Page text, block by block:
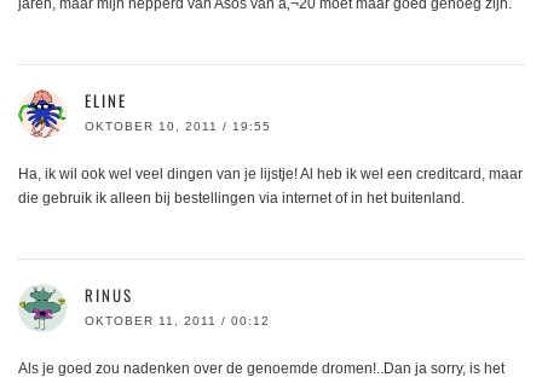
jaren, maar mijn nepperd van Asos van â‚¬20 moet maar goed genoeg zijn.
ELINE
OKTOBER 10, 2011 / 19:55
Ha, ik wil ook wel veel dingen van je lijstje! Al heb ik wel een creditcard, maar
die gebruik ik alleen bij bestellingen via internet of in het buitenland.
RINUS
OKTOBER 11, 2011 / 00:12
Als je goed zou nadenken over de genoemde dromen!..Dan ja sorry, is het